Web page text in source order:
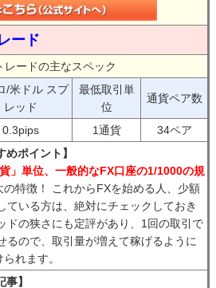
ード
レードの主なスペック
/米ドル スプ
レッド
最低取引単
位
通貨ペア数
0.3pips 1通貨
34ペア
めポイント】
貨」単位、一般的なFX口座の1/1000の規
の特徴！ これからFXを始める人、少額
ている方は、絶対にチェックしておき
ドの狭さにも定評があり、1回の取引で
るので、取引量が増えて稼げるように
れます。
】